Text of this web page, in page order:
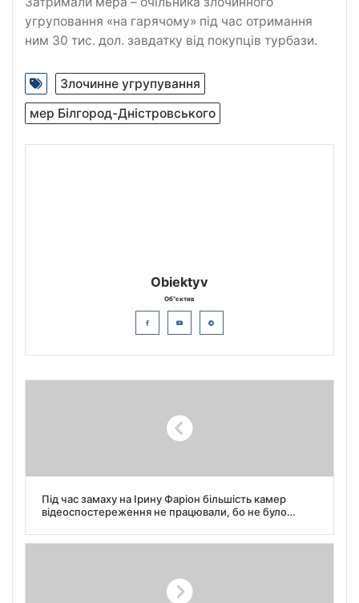
угруповання «на гарячому» під час отримання
ним 30 тис. дол. завдатку від покупців турбази.
Злочинне угрупування
мер Білгород-Дністровського
Obiektyv
Об"єктив
Під час замаху на Ірину Фаріон більшість камер
відеоспостереження не працювали, бо не було